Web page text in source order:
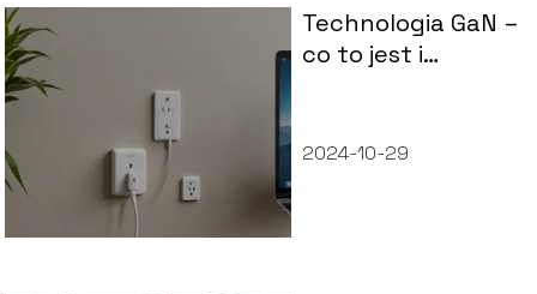
Technologia GaN –
co to jest i
2024-10-29